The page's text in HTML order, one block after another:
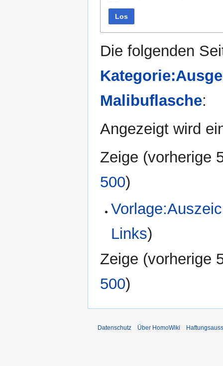
Los
Die folgenden
Malibuflasche:
Angezeigt wird
Zeige (vorherige
500)
Links)
Zeige (vorherige
500)
Datenschutz Über HomoWiki